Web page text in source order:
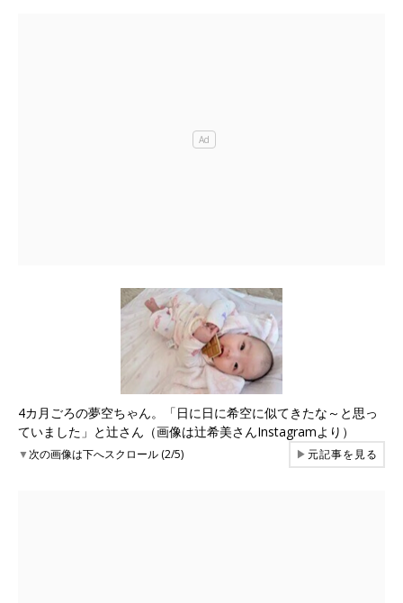
4カ月ごろの夢空ちゃん。「日に日に希空に似てきたな～と思っ
ていました」と辻さん（画像は辻希美さんInstagramより）
▼次の画像は下へスクロール (2/5) ▶元記事を見る